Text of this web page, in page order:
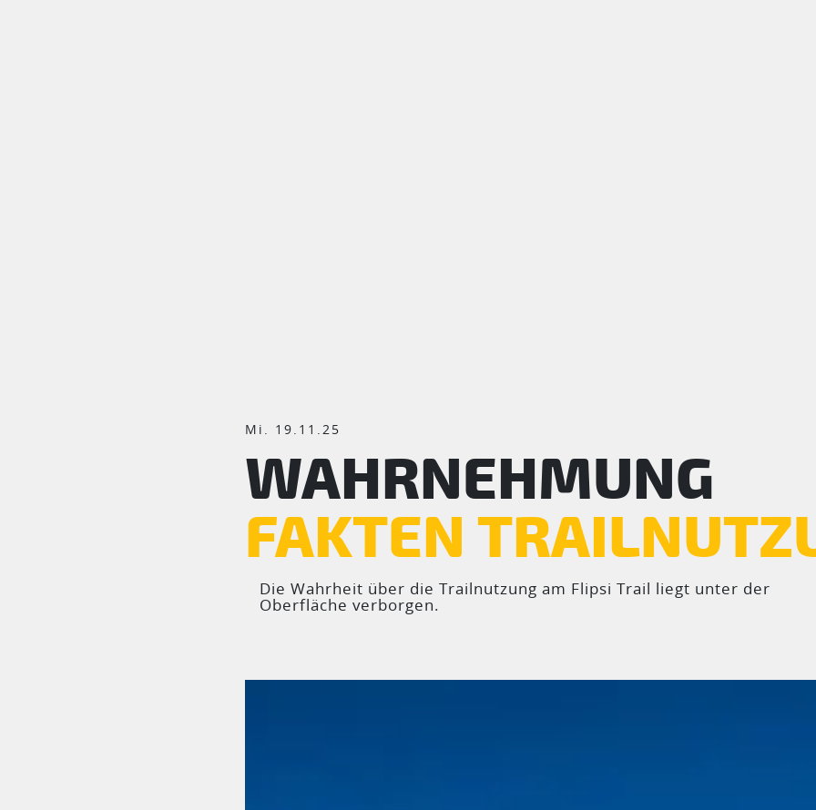
Mi. 19.11.25
WAHRNEHMUNG
FAKTEN
Die Wahrheit über die Trailnutzung am Flipsi Trail liegt unter der
Oberfläche verborgen.